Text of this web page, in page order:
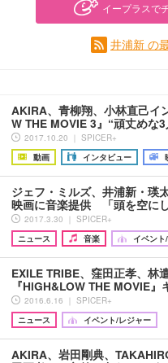
イープラスで
井浦新 の
AKIRA、青柳翔、小林直己イ
W THE MOVIE 3』“頑丈めな
2017.10.20 ｜ SPICER+
動画
インタビュー
ジェフ・ミルズ、井浦新・瑛
映画に音楽提供 「頭を空に
2017.3.30 ｜ SPICER+
ニュース
音楽 イベン
EXILE TRIBE、窪田正孝、林
『HiGH&LOW THE MOVIE
2016.6.16 ｜ SPICER+
ニュース
イベント/レジャー
AKIRA、岩田剛典、